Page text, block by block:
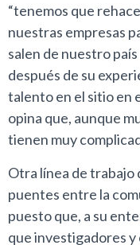
“tenemos que
nuestras empresas
salen de nuestro
después de su
talento en el sitio en
opina que, aunque
tienen muy
Otra línea de trabajo
puentes entre la
puesto que, a su
que investigadores y